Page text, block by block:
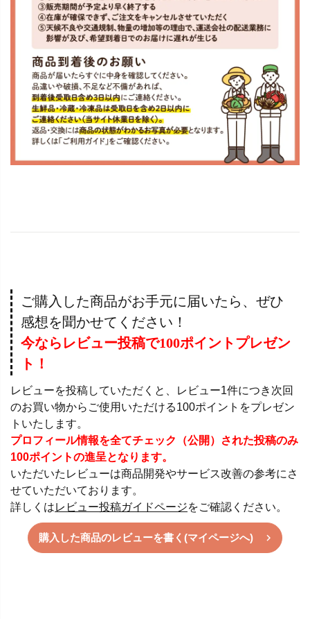
ご購入した商品がお手元に届いたら、ぜひ
感想を聞かせてください！
今ならレビュー投稿で100ポイントプレゼン
ト！
レビューを投稿していただくと、レビュー1件につき次回
のお買い物からご使用いただける100ポイントをプレゼン
トいたします。
プロフィール情報を全てチェック（公開）された投稿のみ
100ポイントの進呈となります。
いただいたレビューは商品開発やサービス改善の参考にさ
せていただいております。
詳しくはレビュー投稿ガイドページをご確認ください。
購入した商品のレビューを書く(マイページへ)